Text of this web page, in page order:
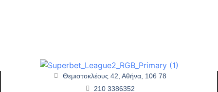
Θεμιστοκλέους 42, Αθήνα, 106 78
210 3386352